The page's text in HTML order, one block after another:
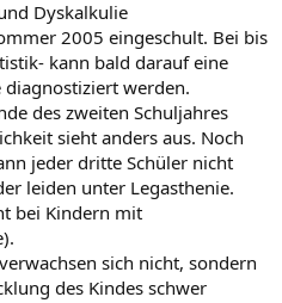
Dyskalkulie
2005 eingeschult. Bei bis
kann bald darauf eine
diagnostiziert werden.
des zweiten Schuljahres
sieht anders aus. Noch
jeder dritte Schüler nicht
leiden unter Legasthenie.
bei Kindern mit
sich nicht, sondern
des Kindes schwer